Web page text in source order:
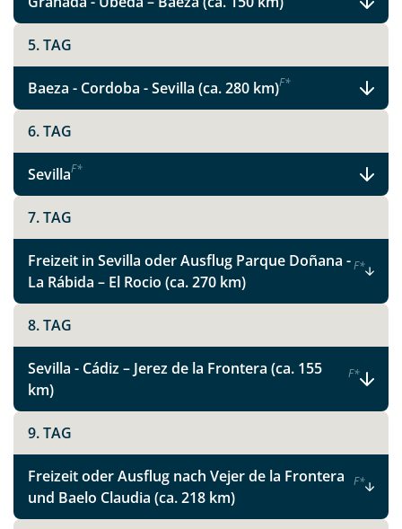
Facebook
Instagram
X
WhatsApp
Telegram
per E-Mail senden
Link kopieren
5. TAG
Baeza - Cordoba - Sevilla (ca. 280 km)F*
6. TAG
SevillaF*
7. TAG
Freizeit in Sevilla oder Ausflug Parque Doñana -
La Rábida – El Rocio (ca. 270 km)
F*
8. TAG
Sevilla - Cádiz – Jerez de la Frontera (ca. 155
km)
F*
9. TAG
Freizeit oder Ausflug nach Vejer de la Frontera
und Baelo Claudia (ca. 218 km)
F*